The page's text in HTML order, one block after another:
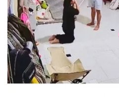
Pháp luật
Vụ án
Tin nóng
Tư vấn luật